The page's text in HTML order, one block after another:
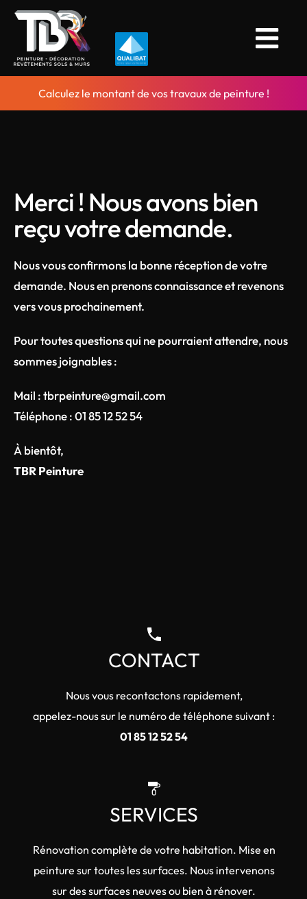
Passer
contenu
Réalisations
Contact
Obtenir un devis
Calculez le montant de vos travaux de peinture !
Merci ! Nous avons bien
reçu votre demande.
Nous vous confirmons la bonne réception de votre
demande. Nous en prenons connaissance et revenons
vers vous prochainement.
Pour toutes questions qui ne pourraient attendre, nous
sommes joignables :
Mail :tbrpeinture@gmail.com
Téléphone :01 85 12 52 54
À bientôt,
TBR Peinture
CONTACT
Nous vous recontactons rapidement,
appelez-nous sur le numéro de téléphone suivant :
01 85 12 52 54
SERVICES
Rénovation complète de votre habitation. Mise en
peinture sur toutes les surfaces. Nous intervenons
sur des surfaces neuves ou bien à rénover.